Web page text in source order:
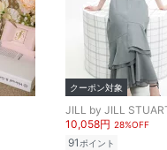
クーポン対象
JILL by JILL
10,058円 28%OFF
91 ポイント